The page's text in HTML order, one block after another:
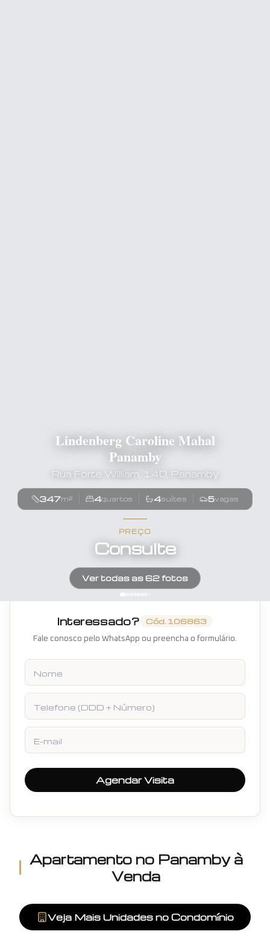
Lindenberg Caroline Mahal
Panamby
Rua Forte William, 140, Panamby
347m² 4quartos 4suítes 5vagas
PREÇO
Consulte
Ver todas as 62fotos
Apartamento no Panamby à
Venda
Veja Mais Unidades no Condomínio
Interessado? Cód. 106863
Fale conosco pelo WhatsApp ou preencha o formulário.
Nome
Telefone
E-mail
Agendar Visita